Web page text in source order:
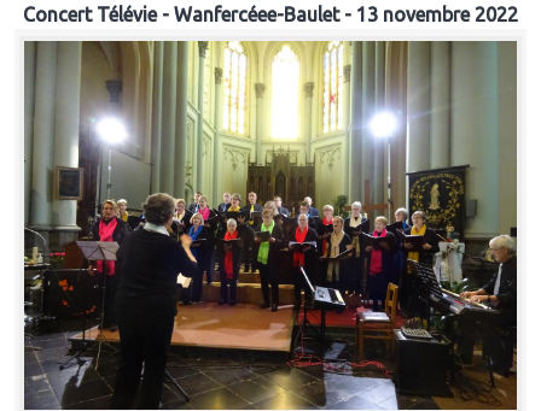
Concert Télévie - Wanfercéee-Baulet - 13 novembre 2022